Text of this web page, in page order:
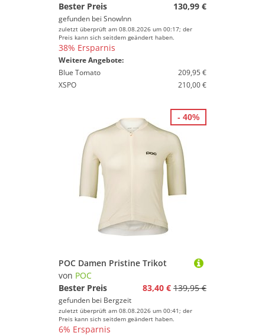
Bester Preis
130,99 €
gefunden bei SnowInn
zuletzt überprüft am 08.08.2026 um 00:17; der
Preis kann sich seitdem geändert haben.
38% Ersparnis
Weitere Angebote:
Blue Tomato
209,95 €
XSPO
210,00 €
POC Damen Pristine Trikot
von POC
Bester Preis
83,40 € 139,95 €
gefunden bei Bergzeit
zuletzt überprüft am 08.08.2026 um 00:41; der
Preis kann sich seitdem geändert haben.
6% Ersparnis
- 40%